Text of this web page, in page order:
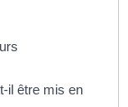
il être mis en